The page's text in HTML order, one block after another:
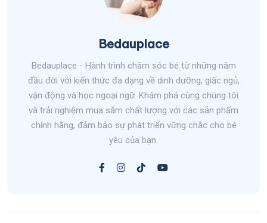
Bedauplace
Bedauplace - Hành trình chăm sóc bé từ những năm
đầu đời với kiến thức đa dạng về dinh dưỡng, giấc ngủ,
vận động và học ngoại ngữ. Khám phá cùng chúng tôi
và trải nghiệm mua sắm chất lượng với các sản phẩm
chính hãng, đảm bảo sự phát triển vững chắc cho bé
yêu của bạn.